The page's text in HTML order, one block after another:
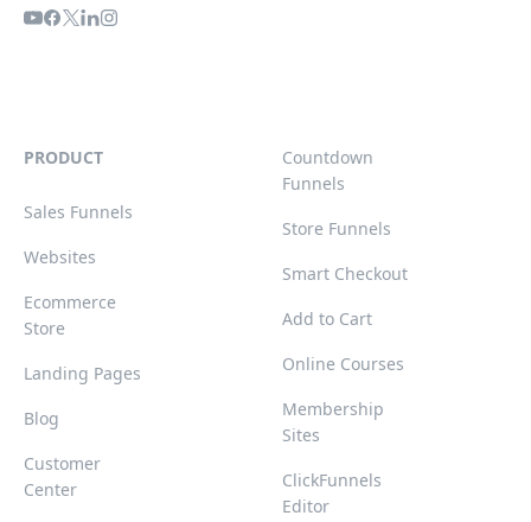
PRODUCT
Sales Funnels
Websites
Ecommerce
Store
Landing Pages
Blog
Customer
Center
Countdown
Funnels
Store Funnels
Smart Checkout
Add to Cart
Online Courses
Membership
Sites
ClickFunnels
Editor